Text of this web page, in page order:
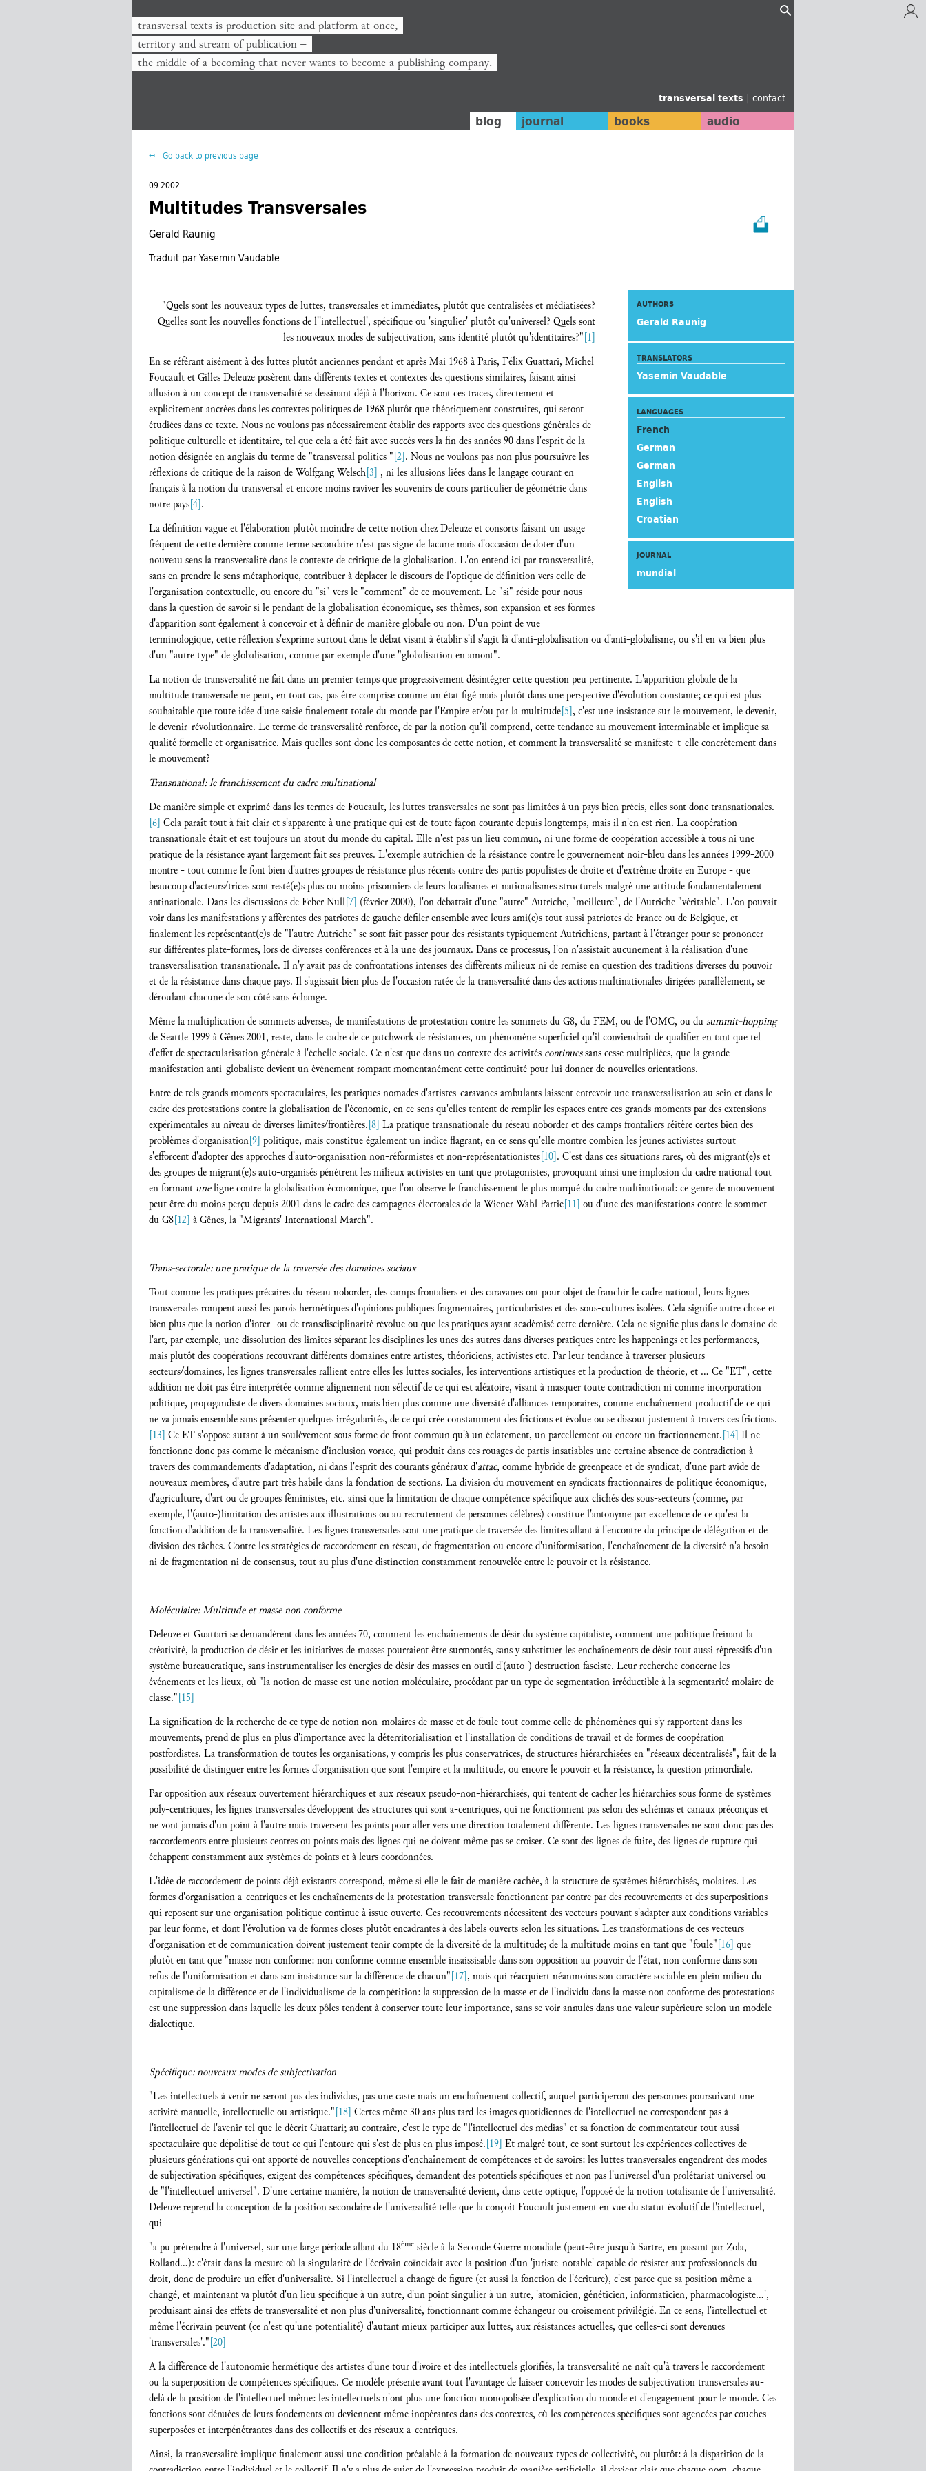
transversal texts is production site and platform at once,
territory and stream of publication −
the middle of a becoming that never wants to become a publishing company.
transversal texts | contact
blog journal books audio
Go back to previous page
09 2002
Multitudes Transversales
Gerald Raunig
Traduit par Yasemin Vaudable
AUTHORS
Gerald Raunig
TRANSLATORS
Yasemin Vaudable
LANGUAGES
French
German
German
English
English
Croatian
JOURNAL
mundial
"Quels sont les nouveaux types de luttes, transversales et immédiates, plutôt que centralisées et médiatisées?
Quelles sont les nouvelles fonctions de l''intellectuel', spécifique ou 'singulier' plutôt qu'universel? Quels sont
les nouveaux modes de subjectivation, sans identité plutôt qu'identitaires?"[1]
En se référant aisément à des luttes plutôt anciennes pendant et après Mai 1968 à Paris, Félix Guattari, Michel
Foucault et Gilles Deleuze posèrent dans différents textes et contextes des questions similaires, faisant ainsi
allusion à un concept de transversalité se dessinant déjà à l'horizon. Ce sont ces traces, directement et
explicitement ancrées dans les contextes politiques de 1968 plutôt que théoriquement construites, qui seront
étudiées dans ce texte. Nous ne voulons pas nécessairement établir des rapports avec des questions générales de
politique culturelle et identitaire, tel que cela a été fait avec succès vers la fin des années 90 dans l'esprit de la
notion désignée en anglais du terme de "transversal politics "[2]. Nous ne voulons pas non plus poursuivre les
réflexions de critique de la raison de Wolfgang Welsch[3] , ni les allusions liées dans le langage courant en
français à la notion du transversal et encore moins raviver les souvenirs de cours particulier de géométrie dans
notre pays[4].
La définition vague et l'élaboration plutôt moindre de cette notion chez Deleuze et consorts faisant un usage
fréquent de cette dernière comme terme secondaire n'est pas signe de lacune mais d'occasion de doter d'un
nouveau sens la transversalité dans le contexte de critique de la globalisation. L'on entend ici par transversalité,
sans en prendre le sens métaphorique, contribuer à déplacer le discours de l'optique de définition vers celle de
l'organisation contextuelle, ou encore du "si" vers le "comment" de ce mouvement. Le "si" réside pour nous
dans la question de savoir si le pendant de la globalisation économique, ses thèmes, son expansion et ses formes
d'apparition sont également à concevoir et à définir de manière globale ou non. D'un point de vue
terminologique, cette réflexion s'exprime surtout dans le débat visant à établir s'il s'agit là d'anti-globalisation ou d'anti-globalisme, ou s'il en va bien plus
d'un "autre type" de globalisation, comme par exemple d'une "globalisation en amont".
La notion de transversalité ne fait dans un premier temps que progressivement désintégrer cette question peu pertinente. L'apparition globale de la
multitude transversale ne peut, en tout cas, pas être comprise comme un état figé mais plutôt dans une perspective d'évolution constante; ce qui est plus
souhaitable que toute idée d'une saisie finalement totale du monde par l'Empire et/ou par la multitude[5], c'est une insistance sur le mouvement, le devenir,
le devenir-révolutionnaire. Le terme de transversalité renforce, de par la notion qu'il comprend, cette tendance au mouvement interminable et implique sa
qualité formelle et organisatrice. Mais quelles sont donc les composantes de cette notion, et comment la transversalité se manifeste-t-elle concrètement dans
le mouvement?
Transnational: le franchissement du cadre multinational
De manière simple et exprimé dans les termes de Foucault, les luttes transversales ne sont pas limitées à un pays bien précis, elles sont donc transnationales.
[6] Cela paraît tout à fait clair et s'apparente à une pratique qui est de toute façon courante depuis longtemps, mais il n'en est rien. La coopération
transnationale était et est toujours un atout du monde du capital. Elle n'est pas un lieu commun, ni une forme de coopération accessible à tous ni une
pratique de la résistance ayant largement fait ses preuves. L'exemple autrichien de la résistance contre le gouvernement noir-bleu dans les années 1999-2000
montre - tout comme le font bien d'autres groupes de résistance plus récents contre des partis populistes de droite et d'extrême droite en Europe - que
beaucoup d'acteurs/trices sont resté(e)s plus ou moins prisonniers de leurs localismes et nationalismes structurels malgré une attitude fondamentalement
antinationale. Dans les discussions de Feber Null[7] (février 2000), l'on débattait d'une "autre" Autriche, "meilleure", de l'Autriche "véritable". L'on pouvait
voir dans les manifestations y afférentes des patriotes de gauche défiler ensemble avec leurs ami(e)s tout aussi patriotes de France ou de Belgique, et
finalement les représentant(e)s de "l'autre Autriche" se sont fait passer pour des résistants typiquement Autrichiens, partant à l'étranger pour se prononcer
sur différentes plate-formes, lors de diverses conférences et à la une des journaux. Dans ce processus, l'on n'assistait aucunement à la réalisation d'une
transversalisation transnationale. Il n'y avait pas de confrontations intenses des différents milieux ni de remise en question des traditions diverses du pouvoir
et de la résistance dans chaque pays. Il s'agissait bien plus de l'occasion ratée de la transversalité dans des actions multinationales dirigées parallèlement, se
déroulant chacune de son côté sans échange.
Même la multiplication de sommets adverses, de manifestations de protestation contre les sommets du G8, du FEM, ou de l'OMC, ou dusummit-hopping
de Seattle 1999 à Gênes 2001, reste, dans le cadre de ce patchwork de résistances, un phénomène superficiel qu'il conviendrait de qualifier en tant que tel
d'effet de spectacularisation générale à l'échelle sociale. Ce n'est que dans un contexte des activités continuessans cesse multipliées, que la grande
manifestation anti-globaliste devient un événement rompant momentanément cette continuité pour lui donner de nouvelles orientations.
Entre de tels grands moments spectaculaires, les pratiques nomades d'artistes-caravanes ambulants laissent entrevoir une transversalisation au sein et dans le
cadre des protestations contre la globalisation de l'économie, en ce sens qu'elles tentent de remplir les espaces entre ces grands moments par des extensions
expérimentales au niveau de diverses limites/frontières.[8] La pratique transnationale du réseau noborder et des camps frontaliers réitère certes bien des
problèmes d'organisation[9] politique, mais constitue également un indice flagrant, en ce sens qu'elle montre combien les jeunes activistes surtout
s'efforcent d'adopter des approches d'auto-organisation non-réformistes et non-représentationistes[10]. C'est dans ces situations rares, où des migrant(e)s et
des groupes de migrant(e)s auto-organisés pénètrent les milieux activistes en tant que protagonistes, provoquant ainsi une implosion du cadre national tout
en formant uneligne contre la globalisation économique, que l'on observe le franchissement le plus marqué du cadre multinational: ce genre de mouvement
peut être du moins perçu depuis 2001 dans le cadre des campagnes électorales de la Wiener Wahl Partie[11] ou d'une des manifestations contre le sommet
du G8[12] à Gênes, la "Migrants' International March".
Trans-sectorale: une pratique de la traversée des domaines sociaux
Tout comme les pratiques précaires du réseau noborder, des camps frontaliers et des caravanes ont pour objet de franchir le cadre national, leurs lignes
transversales rompent aussi les parois hermétiques d'opinions publiques fragmentaires, particularistes et des sous-cultures isolées. Cela signifie autre chose et
bien plus que la notion d'inter- ou de transdisciplinarité révolue ou que les pratiques ayant académisé cette dernière. Cela ne signifie plus dans le domaine de
l'art, par exemple, une dissolution des limites séparant les disciplines les unes des autres dans diverses pratiques entre les happenings et les performances,
mais plutôt des coopérations recouvrant différents domaines entre artistes, théoriciens, activistes etc. Par leur tendance à traverser plusieurs
secteurs/domaines, les lignes transversales rallient entre elles les luttes sociales, les interventions artistiques et la production de théorie, et … Ce "ET", cette
addition ne doit pas être interprétée comme alignement non sélectif de ce qui est aléatoire, visant à masquer toute contradiction ni comme incorporation
politique, propagandiste de divers domaines sociaux, mais bien plus comme une diversité d'alliances temporaires, comme enchaînement productif de ce qui
ne va jamais ensemble sans présenter quelques irrégularités, de ce qui crée constamment des frictions et évolue ou se dissout justement à travers ces frictions.
[13] Ce ET s'oppose autant à un soulèvement sous forme de front commun qu'à un éclatement, un parcellement ou encore un fractionnement.[14] Il ne
fonctionne donc pas comme le mécanisme d'inclusion vorace, qui produit dans ces rouages de partis insatiables une certaine absence de contradiction à
travers des commandements d'adaptation, ni dans l'esprit des courants généraux d'attac, comme hybride de greenpeace et de syndicat, d'une part avide de
nouveaux membres, d'autre part très habile dans la fondation de sections. La division du mouvement en syndicats fractionnaires de politique économique,
d'agriculture, d'art ou de groupes féministes, etc. ainsi que la limitation de chaque compétence spécifique aux clichés des sous-secteurs (comme, par
exemple, l'(auto-)limitation des artistes aux illustrations ou au recrutement de personnes célèbres) constitue l'antonyme par excellence de ce qu'est la
fonction d'addition de la transversalité. Les lignes transversales sont une pratique de traversée des limites allant à l'encontre du principe de délégation et de
division des tâches. Contre les stratégies de raccordement en réseau, de fragmentation ou encore d'uniformisation, l'enchaînement de la diversité n'a besoin
ni de fragmentation ni de consensus, tout au plus d'une distinction constamment renouvelée entre le pouvoir et la résistance.
Moléculaire: Multitude et masse non conforme
Deleuze et Guattari se demandèrent dans les années 70, comment les enchaînements de désir du système capitaliste, comment une politique freinant la
créativité, la production de désir et les initiatives de masses pourraient être surmontés, sans y substituer les enchaînements de désir tout aussi répressifs d'un
système bureaucratique, sans instrumentaliser les énergies de désir des masses en outil d'(auto-) destruction fasciste. Leur recherche concerne les
événements et les lieux, où "la notion de masse est une notion moléculaire, procédant par un type de segmentation irréductible à la segmentarité molaire de
classe."[15]
La signification de la recherche de ce type de notion non-molaires de masse et de foule tout comme celle de phénomènes qui s'y rapportent dans les
mouvements, prend de plus en plus d'importance avec la déterritorialisation et l'installation de conditions de travail et de formes de coopération
postfordistes. La transformation de toutes les organisations, y compris les plus conservatrices, de structures hiérarchisées en "réseaux décentralisés", fait de la
possibilité de distinguer entre les formes d'organisation que sont l'empire et la multitude, ou encore le pouvoir et la résistance, la question primordiale.
Par opposition aux réseaux ouvertement hiérarchiques et aux réseaux pseudo-non-hiérarchisés, qui tentent de cacher les hiérarchies sous forme de systèmes
poly-centriques, les lignes transversales développent des structures qui sont a-centriques, qui ne fonctionnent pas selon des schémas et canaux préconçus et
ne vont jamais d'un point à l'autre mais traversent les points pour aller vers une direction totalement différente. Les lignes transversales ne sont donc pas des
raccordements entre plusieurs centres ou points mais des lignes qui ne doivent même pas se croiser. Ce sont des lignes de fuite, des lignes de rupture qui
échappent constamment aux systèmes de points et à leurs coordonnées.
L'idée de raccordement de points déjà existants correspond, même si elle le fait de manière cachée, à la structure de systèmes hiérarchisés, molaires. Les
formes d'organisation a-centriques et les enchaînements de la protestation transversale fonctionnent par contre par des recouvrements et des superpositions
qui reposent sur une organisation politique continue à issue ouverte. Ces recouvrements nécessitent des vecteurs pouvant s'adapter aux conditions variables
par leur forme, et dont l'évolution va de formes closes plutôt encadrantes à des labels ouverts selon les situations. Les transformations de ces vecteurs
d'organisation et de communication doivent justement tenir compte de la diversité de la multitude; de la multitude moins en tant que "foule"[16] que
plutôt en tant que "masse non conforme: non conforme comme ensemble insaissisable dans son opposition au pouvoir de l'état, non conforme dans son
refus de l'uniformisation et dans son insistance sur la différence de chacun"[17], mais qui réacquiert néanmoins son caractère sociable en plein milieu du
capitalisme de la différence et de l'individualisme de la compétition: la suppression de la masse et de l'individu dans la masse non conforme des protestations
est une suppression dans laquelle les deux pôles tendent à conserver toute leur importance, sans se voir annulés dans une valeur supérieure selon un modèle
dialectique.
Spécifique: nouveaux modes de subjectivation
"Les intellectuels à venir ne seront pas des individus, pas une caste mais un enchaînement collectif, auquel participeront des personnes poursuivant une
activité manuelle, intellectuelle ou artistique."[18] Certes même 30 ans plus tard les images quotidiennes de l'intellectuel ne correspondent pas à
l'intellectuel de l'avenir tel que le décrit Guattari; au contraire, c'est le type de "l'intellectuel des médias" et sa fonction de commentateur tout aussi
spectaculaire que dépolitisé de tout ce qui l'entoure qui s'est de plus en plus imposé.[19] Et malgré tout, ce sont surtout les expériences collectives de
plusieurs générations qui ont apporté de nouvelles conceptions d'enchaînement de compétences et de savoirs: les luttes transversales engendrent des modes
de subjectivation spécifiques, exigent des compétences spécifiques, demandent des potentiels spécifiques et non pas l'universel d'un prolétariat universel ou
de "l'intellectuel universel". D'une certaine manière, la notion de transversalité devient, dans cette optique, l'opposé de la notion totalisante de l'universalité.
Deleuze reprend la conception de la position secondaire de l'universalité telle que la conçoit Foucault justement en vue du statut évolutif de l'intellectuel,
qui
"a pu prétendre à l'universel, sur une large période allant du 18ème siècle à la Seconde Guerre mondiale (peut-être jusqu'à Sartre, en passant par Zola,
Rolland…): c'était dans la mesure où la singularité de l'écrivain coïncidait avec la position d'un 'juriste-notable' capable de résister aux professionnels du
droit, donc de produire un effet d'universalité. Si l'intellectuel a changé de figure (et aussi la fonction de l'écriture), c'est parce que sa position même a
changé, et maintenant va plutôt d'un lieu spécifique à un autre, d'un point singulier à un autre, 'atomicien, généticien, informaticien, pharmacologiste…',
produisant ainsi des effets de transversalité et non plus d'universalité, fonctionnant comme échangeur ou croisement privilégié. En ce sens, l'intellectuel et
même l'écrivain peuvent (ce n'est qu'une potentialité) d'autant mieux participer aux luttes, aux résistances actuelles, que celles-ci sont devenues
'transversales'."[20]
A la différence de l'autonomie hermétique des artistes d'une tour d'ivoire et des intellectuels glorifiés, la transversalité ne naît qu'à travers le raccordement
ou la superposition de compétences spécifiques. Ce modèle présente avant tout l'avantage de laisser concevoir les modes de subjectivation transversales au-
delà de la position de l'intellectuel même: les intellectuels n'ont plus une fonction monopolisée d'explication du monde et d'engagement pour le monde. Ces
fonctions sont dénuées de leurs fondements ou deviennent même inopérantes dans des contextes, où les compétences spécifiques sont agencées par couches
superposées et interpénétrantes dans des collectifs et des réseaux a-centriques.
Ainsi, la transversalité implique finalement aussi une condition préalable à la formation de nouveaux types de collectivité, ou plutôt: à la disparition de la